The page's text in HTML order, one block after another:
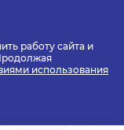
работу сайта и
использования